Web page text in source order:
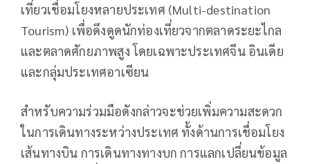
เที่ยวเชื่อมโยงหลายประเทศ (Multi-destination
Tourism) เพื่อดึงดูดนักท่องเที่ยวจากตลาดระยะไกล
และตลาดศักยภาพสูง โดยเฉพาะประเทศจีน อินเดีย
และกลุ่มประเทศอาเซียน
สำหรับความร่วมมือดังกล่าวจะช่วยเพิ่มความสะดวก
ในการเดินทางระหว่างประเทศ ทั้งด้านการเชื่อมโยง
เส้นทางบิน การเดินทางทางบก การแลกเปลี่ยนข้อมูล